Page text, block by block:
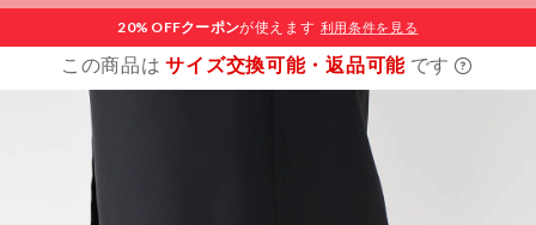
20% OFFクーポンが使えます 利用条件を見る
この商品はサイズ交換可能・返品可能 です